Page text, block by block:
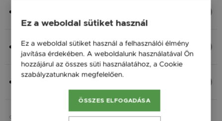
Ezüst 925, S - 20 cm
19 900 Ft
Fonal
Opcionális
Ez a weboldal sütiket használ
Ez a weboldal sütiket használ a felhasználói élmény
javítása érdekében. A weboldalunk használatával Ön
hozzájárul az összes süti használatához, a Cookie
szabályzatunknak megfelelően.
ÖSSZES ELFOGADÁSA